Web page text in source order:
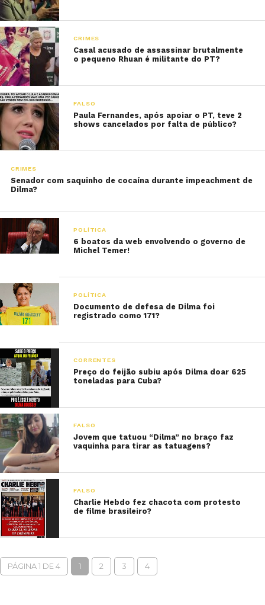
CRIMES
Casal acusado de assassinar brutalmente
o pequeno Rhuan é militante do PT?
FALSO
Paula Fernandes, após apoiar o PT, teve 2
shows cancelados por falta de público?
CRIMES
Senador com saquinho de cocaína durante impeachment de
Dilma?
POLÍTICA
6 boatos da web envolvendo o governo de
Michel Temer!
POLÍTICA
Documento de defesa de Dilma foi
registrado como 171?
CORRENTES
Preço do feijão subiu após Dilma doar 625
toneladas para Cuba?
FALSO
Jovem que tatuou “Dilma” no braço faz
vaquinha para tirar as tatuagens?
FALSO
Charlie Hebdo fez chacota com protesto
de filme brasileiro?
PÁGINA 1 DE 4 1 2 3 4